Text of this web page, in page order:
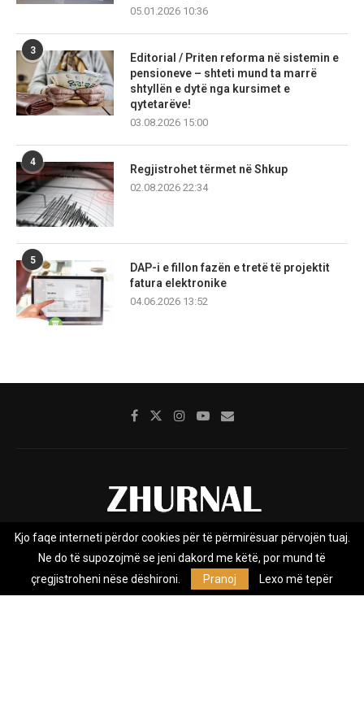
05.01.2026 10:36
3
Editorial / Priten reforma në sistemin e
pensioneve – shteti mund ta marrë
shtyllën e dytë nga kursimet e
qytetarëve!
03.08.2026 15:00
4
Regjistrohet tërmet në Shkup
02.08.2026 22:34
5
DAP-i e fillon fazën e tretë të projektit
fatura elektronike
04.06.2026 13:52
Rreth nesh Impresumi Marketing
Kontakt
Privacy Policy
Zhurnal.mk është Agjenci e Lajmeve e pavarur, e themeluar në vitin
Kjo faqe interneti përdor cookies për të përmirësuar përvojën tuaj.
Ne do të supozojmë se jeni dakord me këtë, por mund të
çregjistroheni nëse dëshironi.
Pranoj Lexo më tepër